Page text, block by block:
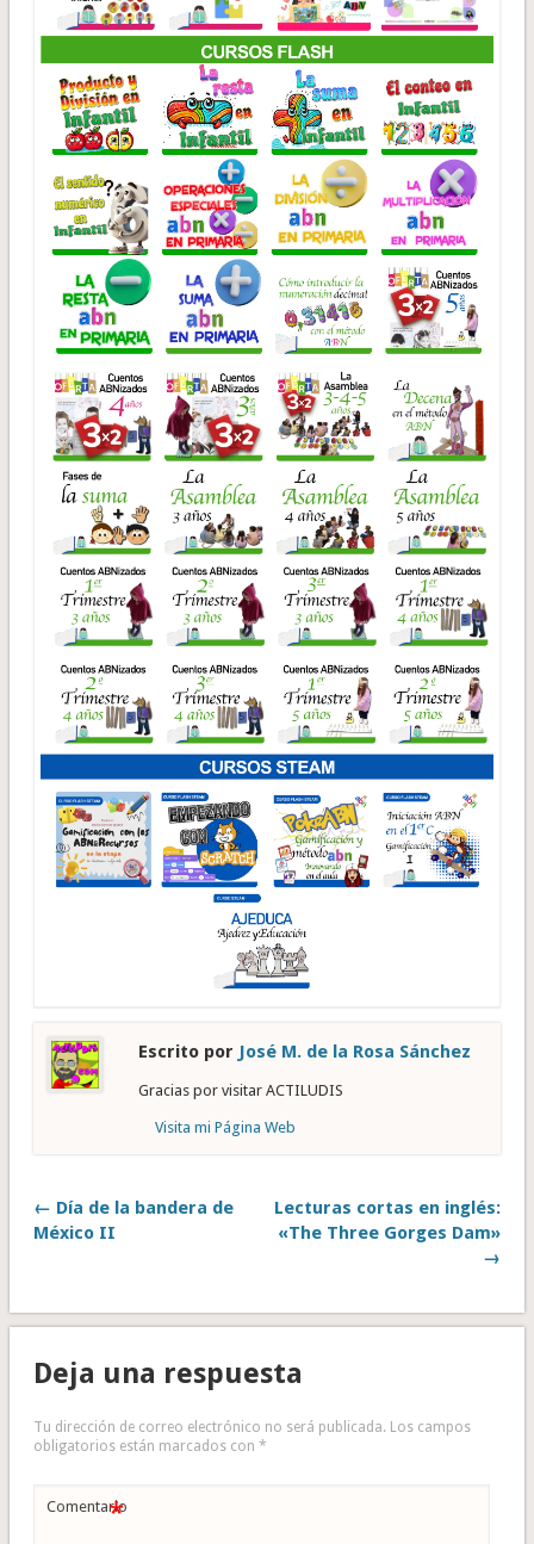
Escrito por José M. de la Rosa Sánchez
Gracias por visitar ACTILUDIS
Visita mi Página Web
← Día de la bandera de
México II
Lecturas cortas en inglés:
«The Three Gorges Dam»
→
Deja una respuesta
Tu dirección de correo electrónico no será publicada. Los campos
obligatorios están marcados con *
Comentario
*